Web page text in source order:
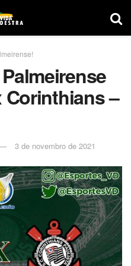
Corinthians –
3 de novembro de 2021